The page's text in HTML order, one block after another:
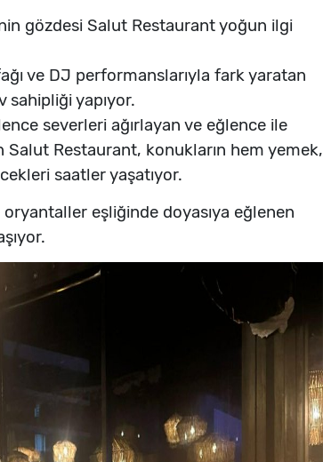
gözdesi Salut Restaurant yoğun ilgi
ve DJ performanslarıyla fark yaratan
yapıyor.
severleri ağırlayan ve eğlence ile
Restaurant, konukların hem yemek,
saatler yaşatıyor.
oryantaller eşliğinde doyasıya eğlenen